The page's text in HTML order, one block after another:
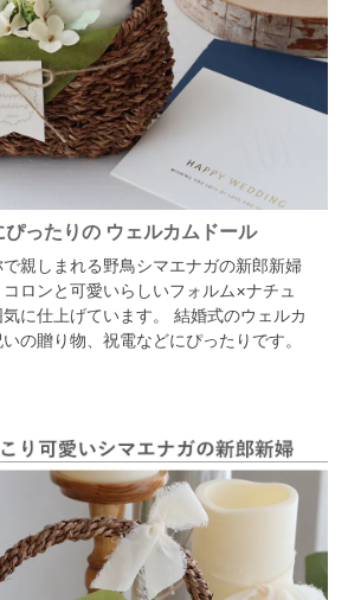
ぴったりの ウェルカムドール
で親しまれる野鳥シマエナガの新郎新婦
コロンと可愛いらしいフォルム×ナチュ
に仕上げています。
結婚式のウェルカ
の贈り物、祝電などにぴったりです。